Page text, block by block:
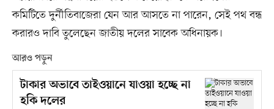
কমিটিতে দুর্নীতিবাজেরা যেন আর আসতে না পারেন, সেই পথ বন্ধ
করারও দাবি তুলেছেন জাতীয় দলের সাবেক অধিনায়ক।
আরও পড়ুন
টাকার অভাবে তাইওয়ানে যাওয়া হচ্ছে না
হকি দলের